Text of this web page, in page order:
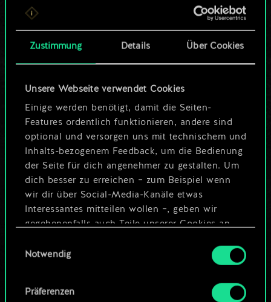
Zustimmung Details Über Cookies
Unsere Webseite verwendet Cookies
Einige werden benötigt, damit die Seiten-
Features ordentlich funktionieren, andere sind
optional und versorgen uns mit technischem und
Inhalts-bezogenem Feedback, um die Bedienung
der Seite für dich angenehmer zu gestalten. Um
dich besser zu erreichen – zum Beispiel wenn
wir dir über Social-Media-Kanäle etwas
Interessantes mitteilen wollen –, geben wir
gegebenenfalls auch Teile unserer Cookies an
Cookies erfordert allerdings deine Zustimmung.
Alle Details zu unserer Nutzung von Cookies
findest du unten im Menü „Einstellungen“, wo
Notwendig
Präferenzen
ein geteilter Satz
Karten.
mehr sein kann!
Deck benennen und Leitfaden
Deck bearbeiten